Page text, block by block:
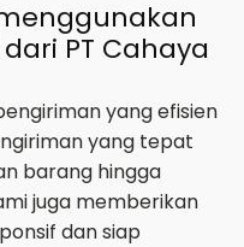
PT Cahaya
yang efisien
yang tepat
barang hingga
juga memberikan
dan siap